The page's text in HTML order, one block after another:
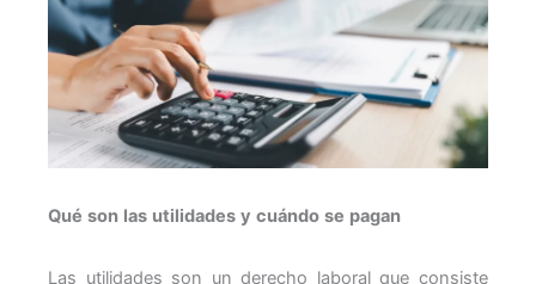
Qué son las utilidades y cuándo se pagan
Las utilidades son un derecho laboral que consiste